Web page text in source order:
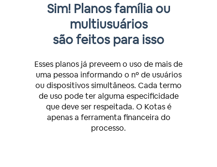
"Mas eu já estou
compartilhando
uma assinatura"
Muitas vezes pagamos sozinhos por um
serviço que compartilhamos com mais
pessoas. Mas se você acha que é justo
todos pagarem sua parte e deseja
começar a compartilhar a mensalidade
sem a necessidade de lembrar que
paguem todos os meses... Você veio ao